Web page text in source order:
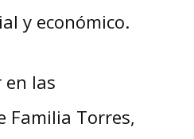
y económico.
las
Familia Torres,